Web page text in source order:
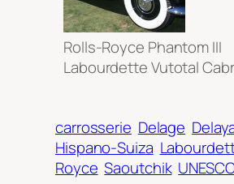
Rolls-Royce Phantom III
Labourdette Vutotal
carrosserie Delage
Hispano-Suiza
Royce Saoutchik